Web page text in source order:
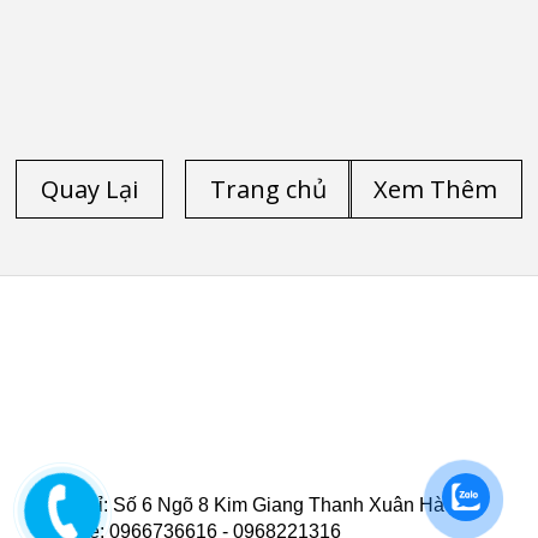
Quay Lại Xem Thêm
Trang chủ
LAPTOP CŨ DELL
LATITUDE E5520
LAPTOP CŨ DELL LATITUDE 5530
/
LAPTOP CŨ DELL LATITUDE E6520
Địa Chỉ: Số 6 Ngõ 8 Kim Giang Thanh Xuân Hà Nội
Hotline: 0966736616 - 0968221316